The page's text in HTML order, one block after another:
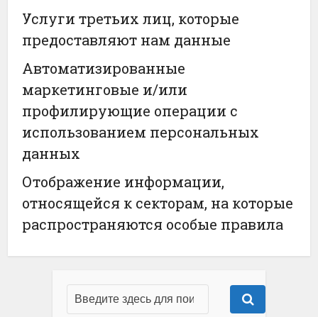
Услуги третьих лиц, которые
предоставляют нам данные
Автоматизированные
маркетинговые и/или
профилирующие операции с
использованием персональных
данных
Отображение информации,
относящейся к секторам, на которые
распространяются особые правила